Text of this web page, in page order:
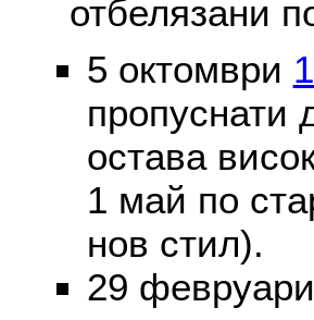
отбелязани
5 октомври
пропуснати
остава
1 май по
нов стил).
29 февруари